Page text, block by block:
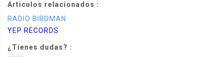
Articulos relacionados :
RADIO BIRDMAN
YEP RECORDS
¿Tienes dudas? :